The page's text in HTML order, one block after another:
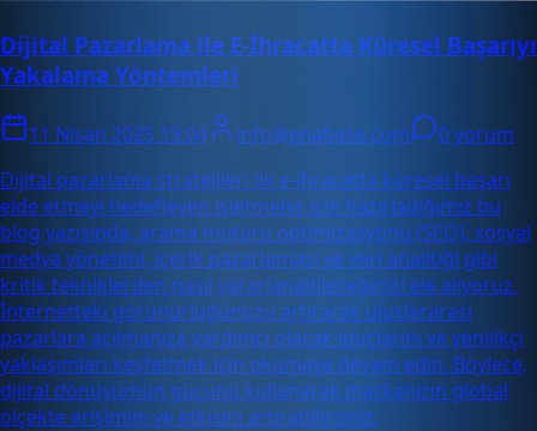
Dijital Pazarlama ile E-İhracatta Küresel Başarıyı
Yakalama Yöntemleri
11 Nisan 2025 19:04 info@enabase.com
0 yorum
Dijital pazarlama stratejileri ile e-ihracatta küresel başarı
elde etmeyi hedefleyen işletmeler için hazırladığımız bu
blog yazısında, arama motoru optimizasyonu (SEO), sosyal
medya yönetimi, içerik pazarlaması ve veri analitiği gibi
kritik tekniklerden nasıl yararlanabileceğinizi ele alıyoruz.
İnternetteki görünürlüğünüzü artırarak uluslararası
pazarlara açılmanıza yardımcı olacak ipuçlarını ve yenilikçi
yaklaşımları keşfetmek için okumaya devam edin. Böylece,
dijital dönüşümün gücünü kullanarak markanızın global
ölçekte erişimini ve etkisini artırabilirsiniz.